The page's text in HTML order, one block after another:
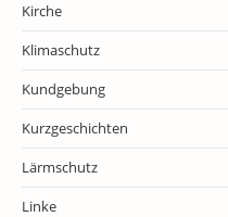
Kirche
Klimaschutz
Kundgebung
Kurzgeschichten
Lärmschutz
Linke